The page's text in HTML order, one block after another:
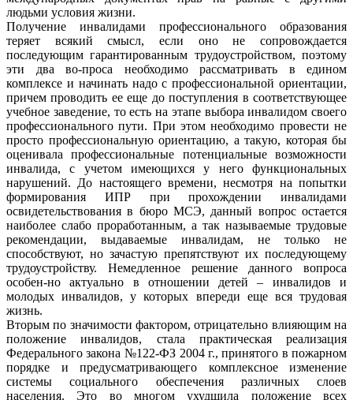
людьми условия жизни.
Получение инвалидами профессионального образования
теряет всякий смысл, если оно не сопровождается
последующим гарантированным трудоустройством, поэтому
эти два во-проса необходимо рассматривать в едином
комплексе и начинать надо с профессиональной ориентации,
причем проводить ее еще до поступления в соответствующее
учебное заведение, то есть на этапе выбора инвалидом своего
профессионального пути. При этом необходимо провести не
просто профессиональную ориентацию, а такую, которая бы
оценивала профессиональные потенциальные возможности
инвалида, с учетом имеющихся у него функциональных
нарушений. До настоящего времени, несмотря на попытки
формирования ИПР при прохождении инвалидами
освидетельствования в бюро МСЭ, данный вопрос остается
наиболее слабо проработанным, а так называемые трудовые
рекомендации, выдаваемые инвалидам, не только не
способствуют, но зачастую препятствуют их последующему
трудоустройству. Немедленное решение данного вопроса
особен-но актуально в отношении детей – инвалидов и
молодых инвалидов, у которых впереди еще вся трудовая
жизнь.
Вторым по значимости фактором, отрицательно влияющим на
положение инвалидов, стала практическая реализация
Федерального закона №122-ФЗ 2004 г., принятого в пожарном
порядке и предусматривающего комплексное изменение
системы социального обеспечения различных слоев
населения. Это во многом ухудшила положение всех